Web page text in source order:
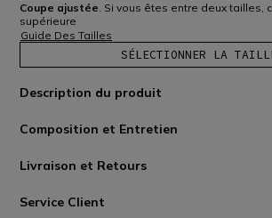
Coupe ajustée. Si vous êtes entre deux tailles,
supérieure
Guide Des Tailles
SÉLECTIONNER LA
Description du produit
Composition et Entretien
Livraison et Retours
Service Client